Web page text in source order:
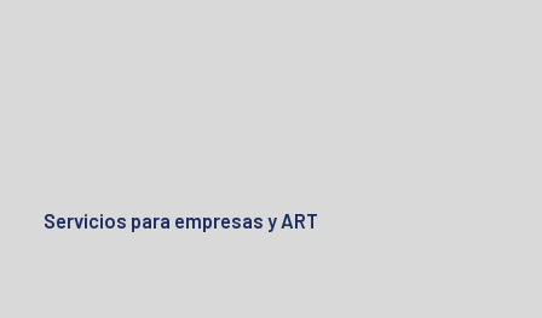
Servicios para empresas y ART